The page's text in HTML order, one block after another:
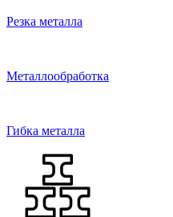
Резка металла
Металлообработка
Гибка металла